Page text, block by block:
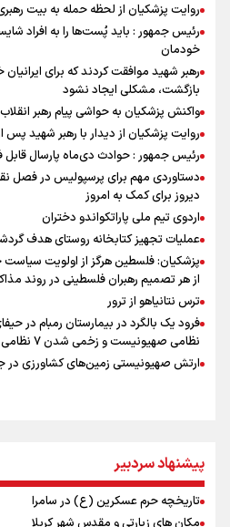
روایت پزشکیان از لحظه حمله به بیت
رئیس جمهور : باید پُست‌ها را به افراد
خودمان
رهبر شهید موافقت کردند که برای
بازگشت، مشکلی ایجاد نشود
واکنش پزشکیان به حواشی پیام رهبر
روایت پزشکیان از دیدار با رهبر شهید پس
رئیس جمهور : حوادث دی‌ماه پارسال
دستاوردی مهم برای پرسپولیس در فصل نقل
دیروز برای کمک به امروز
اردوی تیم ملی پاراتکواندو دختران
عملیات تجهیز کتابخانه روستای هدف
پزشکیان: فلسطین هرگز از اولویت
از هر تصمیم رهبران فلسطینی در روند
ترس نتانیاهو از ترور
نظامی صهیونیست و زخمی شدن ۷ نظامی دیگر
ارتش صهیونیستی زمین‌های کشاورزی در
بازگشت روان دو میلیون و هشتصد هزار
کوه پشتیبان و حامی دولت بود
راویان عشق در مرز مهران؛ روایت حماسه‌
خبرنگاران ایلامی
پیشنهاد سردبیر
تاریخچه حرم عسکرین (ع) در سامرا